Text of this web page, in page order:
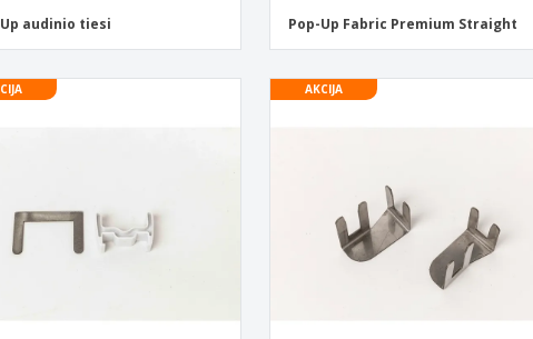
audinio tiesi Pop-Up Fabric Premium Straight
AKCIJA